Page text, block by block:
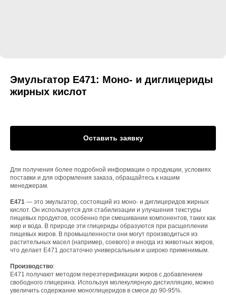
Эмульгатор Е471: Моно- и диглицериды
жирных кислот
Оставить заявку
Для получения более подробной информации о продукции, условиях
поставки и для оформления заказа, обращайтесь к нашим
менеджерам.
Е471 — это эмульгатор, состоящий из моно- и диглицеридов жирных
кислот. Он используется для стабилизации и улучшения текстуры
пищевых продуктов, особенно при смешивании компонентов, таких как
жир и вода. В природе эти глицериды образуются при расщеплении
пищевых жиров. В промышленности они могут производиться из
растительных масел (например, соевого) и иногда из животных жиров,
что делает Е471 достаточно универсальным и широко применимым.
Производство:
Е471 получают методом переэтерификации жиров с добавлением
свободного глицерина. Используя молекулярную дистилляцию, можно
увеличить содержание моноглицеридов в смеси до 90-95%.